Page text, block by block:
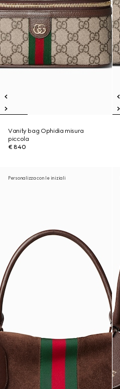
Vanity bag Ophidia misura
piccola
€ 840
Personalizza con le iniziali